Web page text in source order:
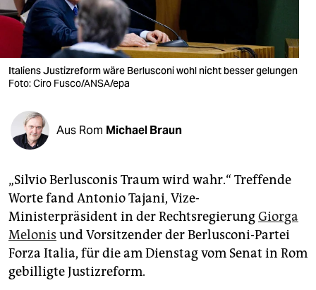
verlag
veranstaltungen
shop
fragen & hilfe
unterstützen
abo
genossenschaft
epaper login
Italiens Justizreform wäre Berlusconi wohl nicht besser gelungen
Foto: Ciro Fusco/ANSA/epa
Aus Rom Michael Braun
„Silvio Berlusconis Traum wird wahr.“ Treffende
Worte fand Antonio Tajani, Vize-
Ministerpräsident in der RechtsregierungGiorga
Melonis und Vorsitzender der Berlusconi-Partei
Forza Italia, für die am Dienstag vom Senat in Rom
gebilligte Justizreform.